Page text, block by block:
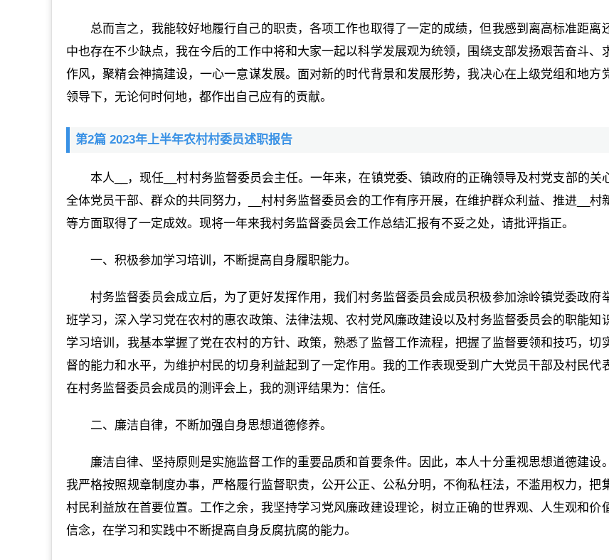
总而言之，我能较好地履行自己的职责，各项工作也取得了一定的成绩，但我感到离高标准距离
中也存在不少缺点，我在今后的工作中将和大家一起以科学发展观为统领，围绕支部发扬艰苦奋斗、
作风，聚精会神搞建设，一心一意谋发展。面对新的时代背景和发展形势，我决心在上级党组和地方
领导下，无论何时何地，都作出自己应有的贡献。
第2篇 2023年上半年农村村委员述职报告
本人__，现任__村村务监督委员会主任。一年来，在镇党委、镇政府的正确领导及村党支部的关
全体党员干部、群众的共同努力，__村村务监督委员会的工作有序开展，在维护群众利益、推进__村
等方面取得了一定成效。现将一年来我村务监督委员会工作总结汇报有不妥之处，请批评指正。
一、积极参加学习培训，不断提高自身履职能力。
村务监督委员会成立后，为了更好发挥作用，我们村务监督委员会成员积极参加涂岭镇党委政府
班学习，深入学习党在农村的惠农政策、法律法规、农村党风廉政建设以及村务监督委员会的职能知
学习培训，我基本掌握了党在农村的方针、政策，熟悉了监督工作流程，把握了监督要领和技巧，切
督的能力和水平，为维护村民的切身利益起到了一定作用。我的工作表现受到广大党员干部及村民代
在村务监督委员会成员的测评会上，我的测评结果为：信任。
二、廉洁自律，不断加强自身思想道德修养。
廉洁自律、坚持原则是实施监督工作的重要品质和首要条件。因此，本人十分重视思想道德建设
我严格按照规章制度办事，严格履行监督职责，公开公正、公私分明，不徇私枉法，不滥用权力，把
村民利益放在首要位置。工作之余，我坚持学习党风廉政建设理论，树立正确的世界观、人生观和价
信念，在学习和实践中不断提高自身反腐抗腐的能力。